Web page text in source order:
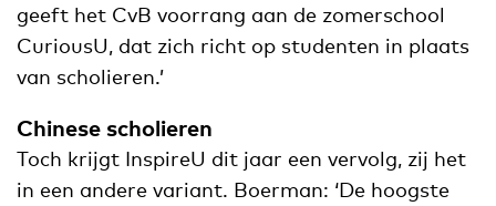
geeft het CvB voorrang aan de zomerschool
CuriousU, dat zich richt op studenten in plaats
van scholieren.’
Chinese scholieren
Toch krijgt InspireU dit jaar een vervolg, zij het
in een andere variant. Boerman: ‘De hoogste